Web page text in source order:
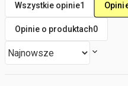
Wszystkie opinie1
Opinie o produktach0